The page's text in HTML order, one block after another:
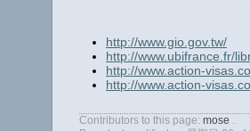
http://www.gio.gov.tw/
http://www.ubifrance.fr/
http://www.action-
http://www.action-
Contributors to this page: mose .